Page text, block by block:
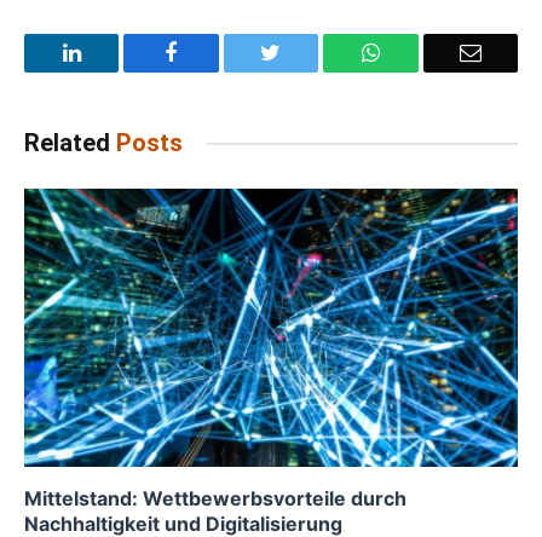
LinkedIn Facebook WhatsApp Email
Related Posts
Mittelstand: Wettbewerbsvorteile durch
Nachhaltigkeit und Digitalisierung